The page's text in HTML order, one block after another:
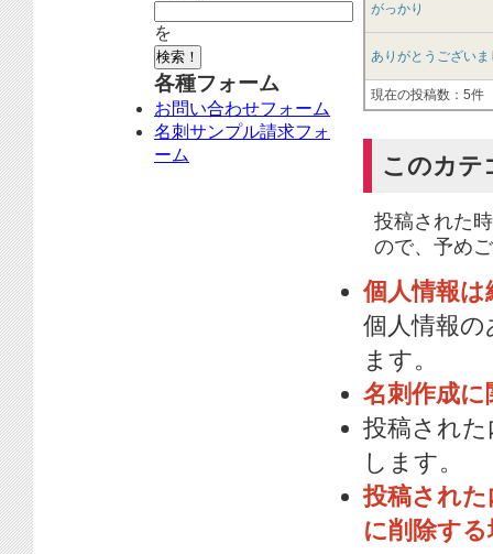
がっかり
ありがとうございま
現在の投稿数：5件
このカテ
投稿された
ので、予め
個人情報
個人情報
ます。
名刺作成
投稿され
します。
投稿され
に削除す
を
各種フォーム
お問い合わせフォーム
名刺サンプル請求フォ
ーム